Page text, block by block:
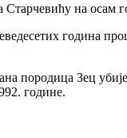
Старчевићу на осам
година
породица Зец
године.